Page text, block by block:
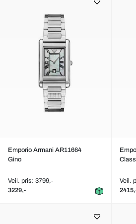
Emporio Armani AR11664
Gino
Veil. pris: 3799,-
3229,-
Veil.